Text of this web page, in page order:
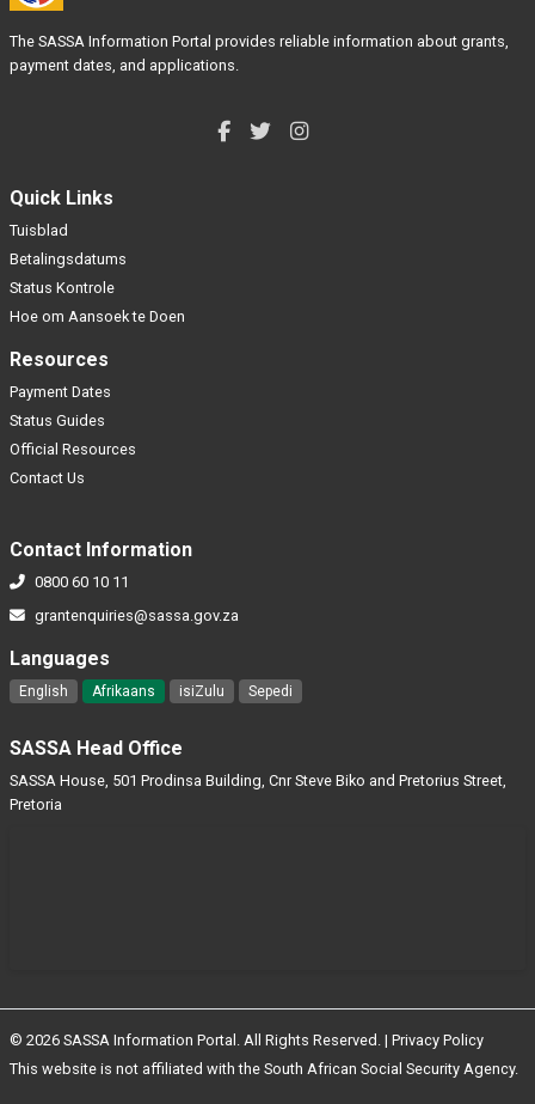
The SASSA Information Portal provides reliable information about grants,
payment dates, and applications.
Quick Links
Tuisblad
Betalingsdatums
Status Kontrole
Hoe om Aansoek te Doen
Resources
Payment Dates
Status Guides
Official Resources
Contact Us
Contact Information
0800 60 10 11
grantenquiries@sassa.gov.za
Languages
English Afrikaans isiZulu Sepedi
SASSA Head Office
SASSA House, 501 Prodinsa Building, Cnr Steve Biko and Pretorius Street,
Pretoria
© 2026 SASSA Information Portal. All Rights Reserved. | Privacy Policy
This website is not affiliated with the South African Social Security Agency.